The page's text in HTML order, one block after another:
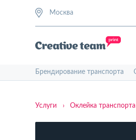
Москва
Брендирование транспорта
Услуги › Оклейка транспорта